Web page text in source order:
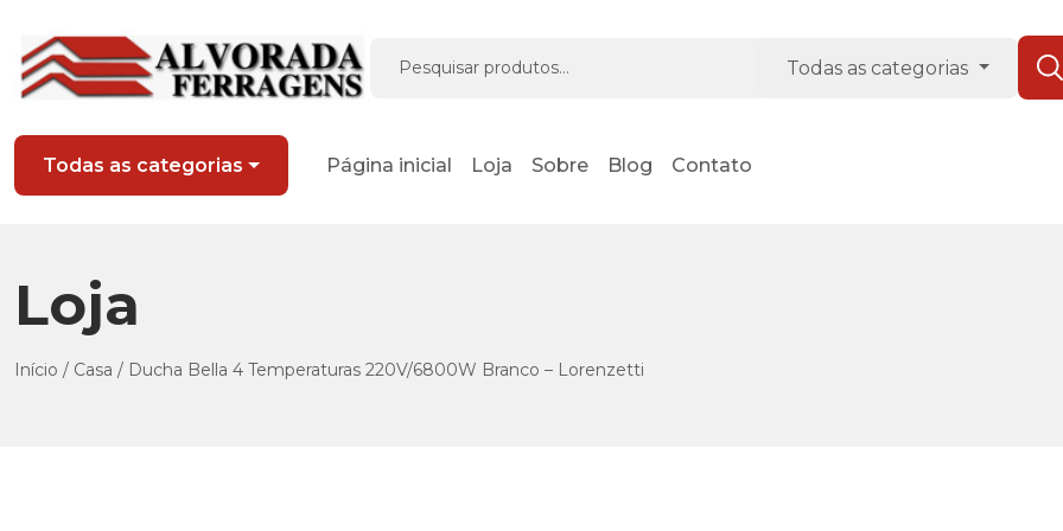
Todas as categorias
Todas as categorias Página inicial Loja Sobre Blog Contato
Loja
Início / Casa / Ducha Bella 4 Temperaturas 220V/6800W Branco – Lorenzetti